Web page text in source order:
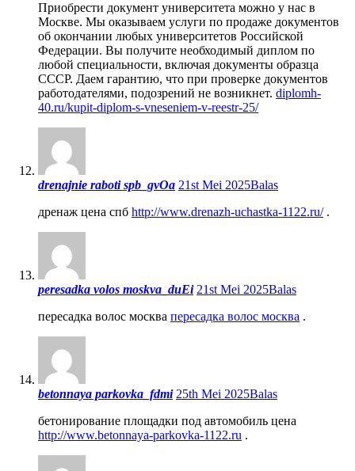
Приобрести документ университета можно у нас в
Москве. Мы оказываем услуги по продаже документов
об окончании любых университетов Российской
Федерации. Вы получите необходимый диплом по
любой специальности, включая документы образца
СССР. Даем гарантию, что при проверке документов
работодателями, подозрений не возникнет. diplomh-
40.ru/kupit-diplom-s-vneseniem-v-reestr-25/
drenajnie raboti spb_gvOa 21st Mei 2025Balas
дренаж цена спб http://www.drenazh-uchastka-1122.ru/.
peresadka volos moskva_duEi 21st Mei 2025Balas
пересадка волос москва пересадка волос москва .
betonnaya parkovka_fdmi 25th Mei 2025Balas
бетонирование площадки под автомобиль цена
http://www.betonnaya-parkovka-1122.ru .